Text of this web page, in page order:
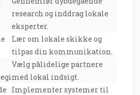
research og inddrag lokale
eksperter.
Lær om lokale skikke og
tilpas din kommunikation.
Vælg pålidelige partnere
med lokal indsigt.
Implementer systemer til